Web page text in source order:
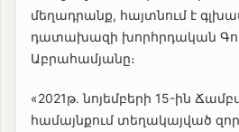
մեղադրանք, հայտնում է
դատախազի խորհրդական
Աբրահամյանը։
«2021թ. նոյեմբերի 15-ին
համայնքում տեղակայված